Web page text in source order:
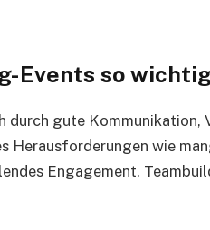
Events so
durch gute Kommunikation,
Herausforderungen wie
Engagement.